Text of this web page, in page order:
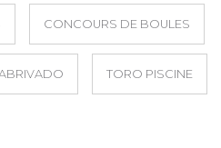
CONCOURS DE BOULES
TORO PISCINE